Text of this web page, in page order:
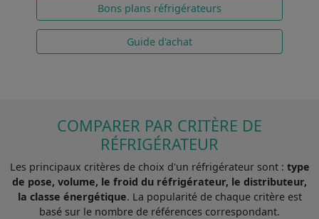
Bons plans réfrigérateurs
Guide d'achat
COMPARER PAR CRITÈRE DE
RÉFRIGÉRATEUR
Les principaux critères de choix d'un réfrigérateur sont : type
de pose, volume, le froid du réfrigérateur, le distributeur,
la classe énergétique. La popularité de chaque critère est
basé sur le nombre de références correspondant.